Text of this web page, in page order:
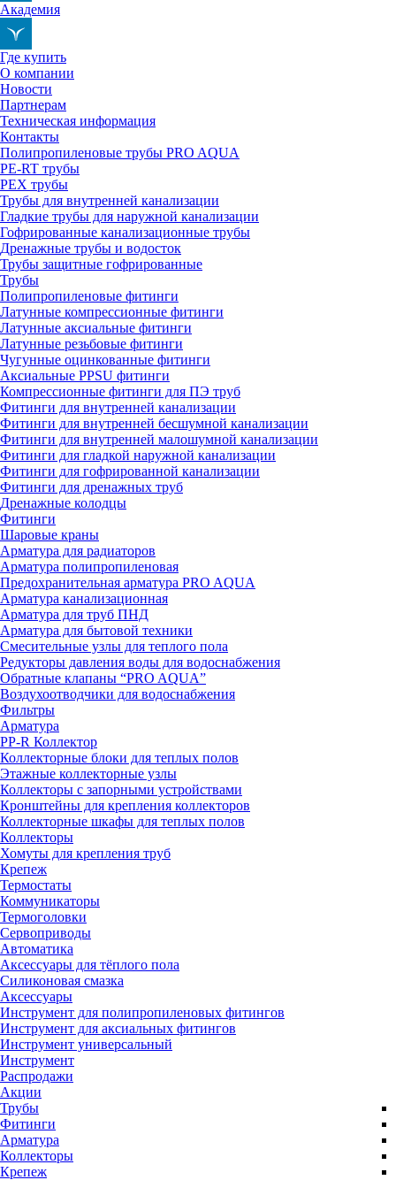
Академия
Где купить
О компании
Новости
Партнерам
Техническая информация
Контакты
Полипропиленовые трубы PRO AQUA
PE-RT трубы
PEX трубы
Трубы для внутренней канализации
Гладкие трубы для наружной канализации
Гофрированные канализационные трубы
Дренажные трубы и водосток
Трубы защитные гофрированные
Трубы
Полипропиленовые фитинги
Латунные компрессионные фитинги
Латунные аксиальные фитинги
Латунные резьбовые фитинги
Чугунные оцинкованные фитинги
Аксиальные PPSU фитинги
Компрессионные фитинги для ПЭ труб
Фитинги для внутренней канализации
Фитинги для внутренней бесшумной канализации
Фитинги для внутренней малошумной канализации
Фитинги для гладкой наружной канализации
Фитинги для гофрированной канализации
Фитинги для дренажных труб
Дренажные колодцы
Фитинги
Шаровые краны
Арматура для радиаторов
Арматура полипропиленовая
Предохранительная арматура PRO AQUA
Арматура канализационная
Арматура для труб ПНД
Арматура для бытовой техники
Смесительные узлы для теплого пола
Редукторы давления воды для водоснабжения
Обратные клапаны “PRO AQUA”
Воздухоотводчики для водоснабжения
Фильтры
Арматура
PP-R Коллектор
Коллекторные блоки для теплых полов
Этажные коллекторные узлы
Коллекторы с запорными устройствами
Кронштейны для крепления коллекторов
Коллекторные шкафы для теплых полов
Коллекторы
Хомуты для крепления труб
Крепеж
Термостаты
Коммуникаторы
Термоголовки
Сервоприводы
Автоматика
Аксессуары для тёплого пола
Силиконовая смазка
Аксессуары
Инструмент для полипропиленовых фитингов
Инструмент для аксиальных фитингов
Инструмент универсальный
Инструмент
Распродажи
Акции
Трубы
Фитинги
Арматура
Коллекторы
Крепеж